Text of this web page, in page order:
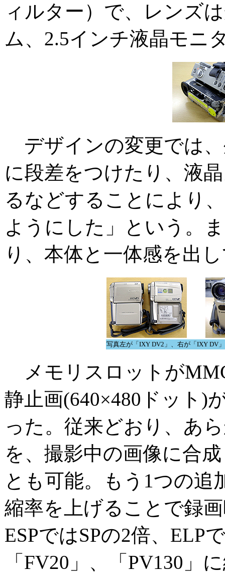
ィルター）で、レンズ
ム、2.5インチ液晶モニ
デザインの変更では
に段差をつけたり、液
るなどすることにより
ようにした」という。
り、本体と一体感を出
写真左が「IXY DV2」、右が「IXY DV
メモリスロットが
静止画(640×480ドット)
った。従来どおり、あ
を、撮影中の画像に合
とも可能。もう1つの追
縮率を上げることで録
ESPではSPの2倍、ELP
「FV20」、「PV130」